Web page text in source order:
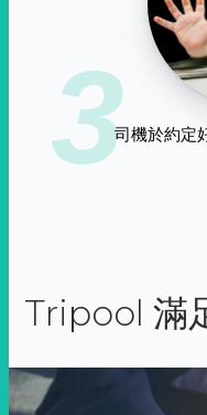
3司機於約定
Tripool 滿